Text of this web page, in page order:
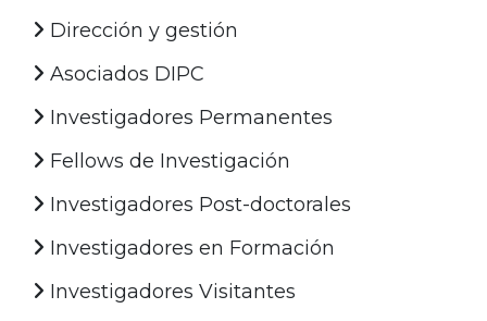
Dirección y gestión
Asociados DIPC
Investigadores Permanentes
Fellows de Investigación
Investigadores Post-doctorales
Investigadores en Formación
Investigadores Visitantes